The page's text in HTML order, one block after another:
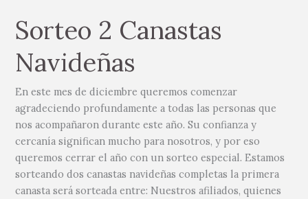
Sorteo 2 Canastas
Navideñas
En este mes de diciembre queremos comenzar
agradeciendo profundamente a todas las personas que
nos acompañaron durante este año. Su confianza y
cercanía significan mucho para nosotros, y por eso
queremos cerrar el año con un sorteo especial. Estamos
sorteando dos canastas navideñas completas la primera
canasta será sorteada entre: Nuestros afiliados, quienes